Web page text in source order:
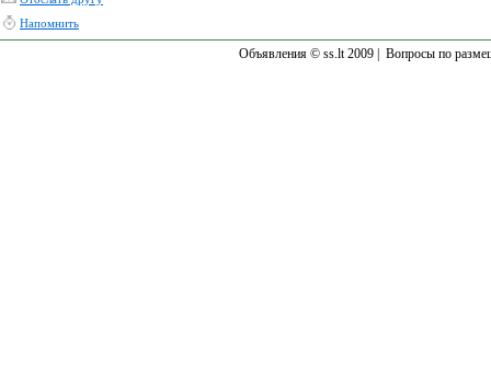
Напомнить
Объявления © ss.lt 2009 | Вопросы по